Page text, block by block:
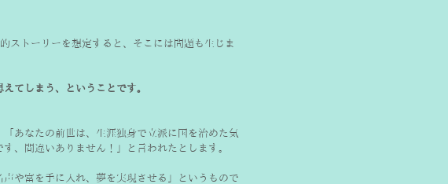
ストーリーを想定すると、そこには問題も生じま
てしまう、ということです。
あなたの前世は、生涯独身で立派に国を治めた気
、間違いありません！」と言われたとします。
や富を手に入れ、夢を実現させる」というもので